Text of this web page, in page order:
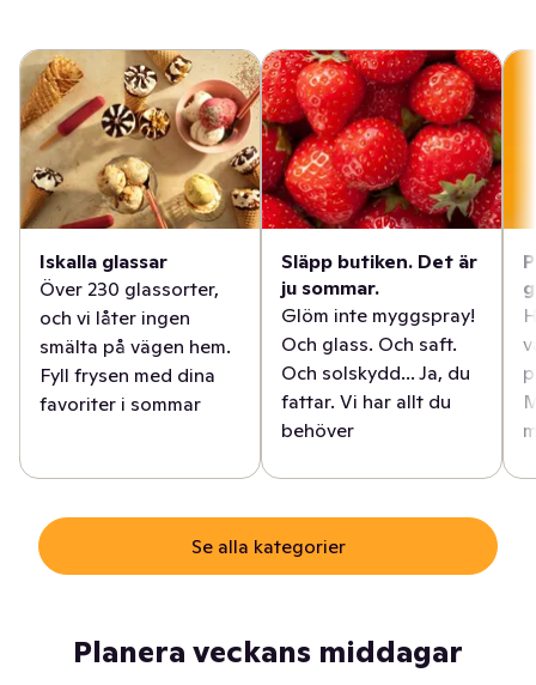
Iskalla glassar
Över 230 glassorter,
och vi låter ingen
smälta på vägen hem.
Fyll frysen med dina
favoriter i sommar
Släpp butiken. Det är
ju sommar.
Glöm inte myggspray!
Och glass. Och saft.
Och solskydd... Ja, du
fattar. Vi har allt du
behöver
Se alla kategorier
Planera veckans middagar